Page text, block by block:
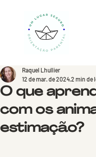
O que
com os
estimação?
Raquel Lhullier
12 de mar. de 20242 min de